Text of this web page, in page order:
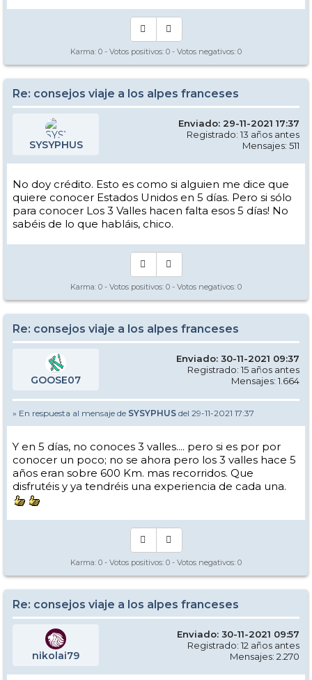
Karma: 0 - Votos positivos: 0 - Votos negativos: 0
Re: consejos viaje a los alpes franceses
SYSYPHUS
Enviado: 29-11-2021 17:37
Registrado: 13 años antes
Mensajes: 511
No doy crédito. Esto es como si alguien me dice que
quiere conocer Estados Unidos en 5 días. Pero si sólo
para conocer Los 3 Valles hacen falta esos 5 días! No
sabéis de lo que habláis, chico.
Karma: 0 - Votos positivos: 0 - Votos negativos: 0
Re: consejos viaje a los alpes franceses
GOOSE07
Enviado: 30-11-2021 09:37
Registrado: 15 años antes
Mensajes: 1.664
» En respuesta al mensaje de SYSYPHUS del 29-11-2021 17:37
Y en 5 días, no conoces 3 valles.... pero si es por por
conocer un poco; no se ahora pero los 3 valles hace 5
años eran sobre 600 Km. mas recorridos. Que
disfrutéis y ya tendréis una experiencia de cada una.
Karma: 0 - Votos positivos: 0 - Votos negativos: 0
Re: consejos viaje a los alpes franceses
nikolai79
Enviado: 30-11-2021 09:57
Registrado: 12 años antes
Mensajes: 2.270